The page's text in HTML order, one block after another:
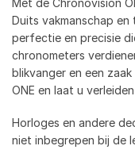
Duits vakmanschap en
perfectie en precisie
chronometers
blikvanger en een
ONE en laat u
Horloges en andere
niet inbegrepen bij de